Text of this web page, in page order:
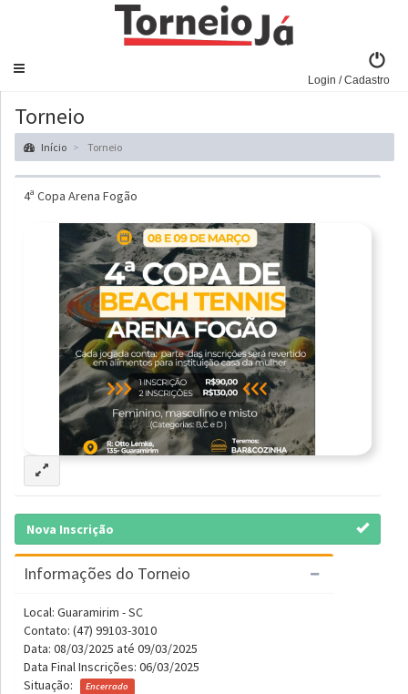
Navegar
Login / Cadastro
Torneio
Início Torneio
4ª Copa Arena Fogão
Nova Inscrição
Informações do Torneio
Local: Guaramirim - SC
Contato: (47) 99103-3010
Data: 08/03/2025 até 09/03/2025
Data Final Inscrições: 06/03/2025
Situação:
Encerrado